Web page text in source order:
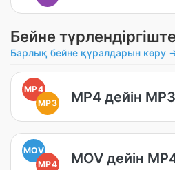
Бейне
Барлық бейне құралдарын көру
MP4
MP3
MP4 дейін MP3
MOV
MP4
MOV дейін